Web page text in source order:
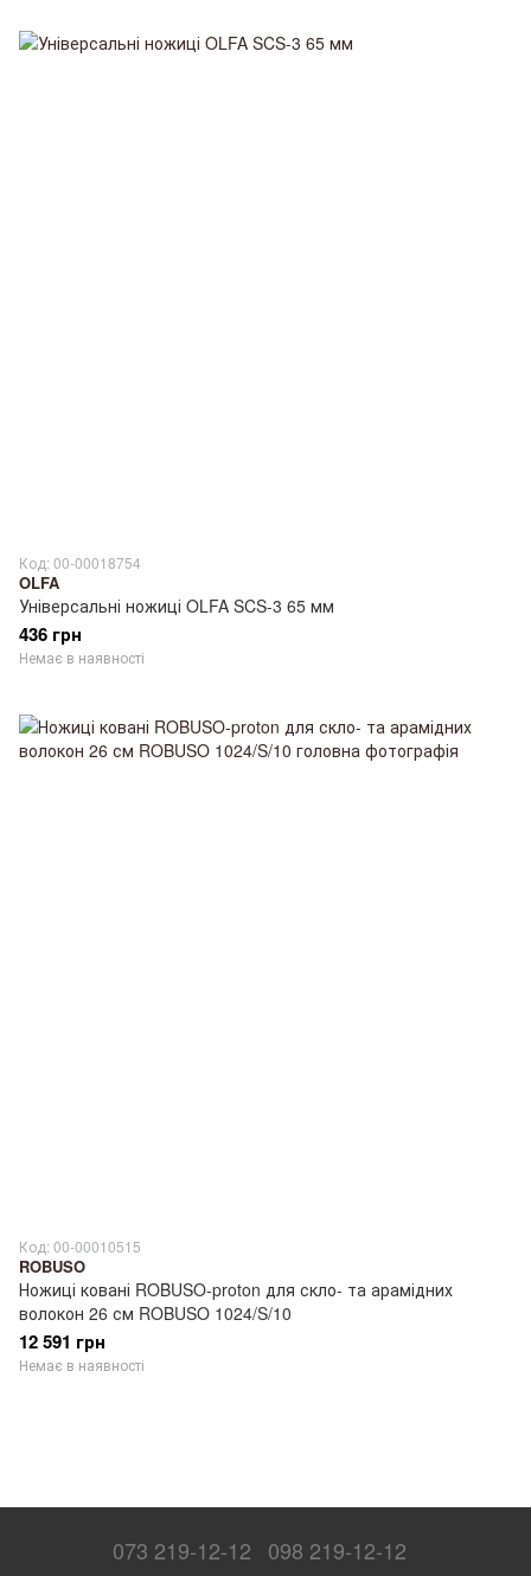
Код: 00-00018754
OLFA
Універсальні ножиці OLFA SCS-3 65 мм
436 грн
Немає в наявності
Код: 00-00010515
ROBUSO
Ножиці ковані ROBUSO-proton для скло- та арамідних
волокон 26 см ROBUSO 1024/S/10
12 591 грн
Немає в наявності
073 219-12-12 098 219-12-12